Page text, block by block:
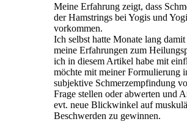
Meine Erfahrung zeigt, dass
der Hamstrings bei Yogis und
vorkommen.
Ich selbst hatte Monate lang
meine Erfahrungen zum
ich in diesem Artikel habe mit
möchte mit meiner Formulierung
subjektive Schmerzempfindung
Frage stellen oder abwerten und
evt. neue Blickwinkel auf
Beschwerden zu gewinnen.